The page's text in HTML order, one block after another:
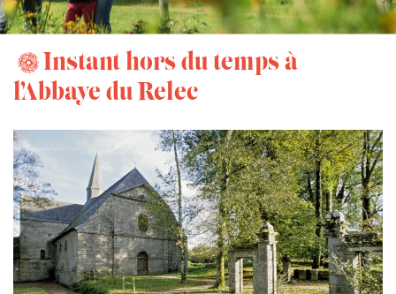
Instant hors du temps à
l’Abbaye du Relec